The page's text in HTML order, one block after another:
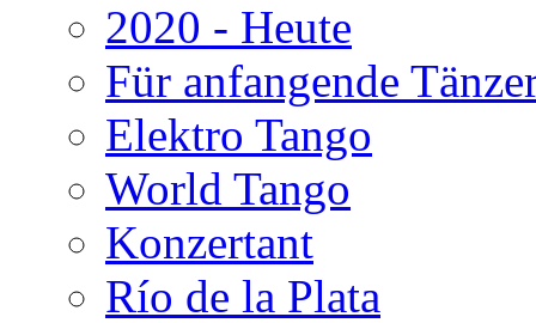
2020 - Heute
Für anfangende
Elektro Tango
World Tango
Konzertant
Río de la Plata